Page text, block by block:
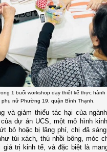
1 buổi workshop dạy thiết kế thực
phụ nữ Phường 19, quận Bình Thạnh.
và giảm thiểu tác hại của
dự án UCS, một mô hình
bỏ hoặc bị lãng phí, chị đã
túi xách, thú nhồi bông, móc
trị kinh tế, và đặc biệt là